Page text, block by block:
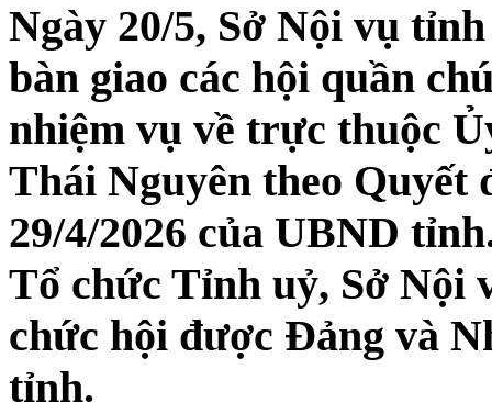
Ngày 20/5, Sở Nội vụ
bàn giao các hội quần
nhiệm vụ về trực thuộc
Thái Nguyên theo Quyết
29/4/2026 của UBND
Tổ chức Tỉnh uỷ, Sở Nội
chức hội được Đảng và
tỉnh.